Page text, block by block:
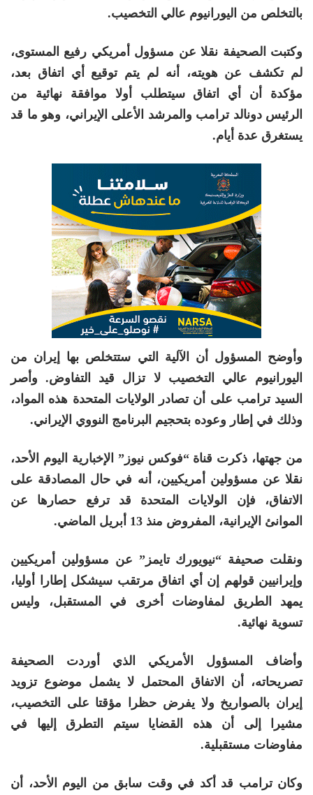
بالتخلص من اليورانيوم عالي التخصيب.
وكتبت الصحيفة نقلا عن مسؤول أمريكي رفيع المستوى،
لم تكشف عن هويته، أنه لم يتم توقيع أي اتفاق بعد،
مؤكدة أن أي اتفاق سيتطلب أولا موافقة نهائية من
الرئيس دونالد ترامب والمرشد الأعلى الإيراني، وهو ما قد
يستغرق عدة أيام.
وأوضح المسؤول أن الآلية التي ستتخلص بها إيران من
اليورانيوم عالي التخصيب لا تزال قيد التفاوض. وأصر
السيد ترامب على أن تصادر الولايات المتحدة هذه المواد،
وذلك في إطار وعوده بتحجيم البرنامج النووي الإيراني.
من جهتها، ذكرت قناة “فوكس نيوز” الإخبارية اليوم الأحد،
نقلا عن مسؤولين أمريكيين، أنه في حال المصادقة على
الاتفاق، فإن الولايات المتحدة قد ترفع حصارها عن
الموانئ الإيرانية، المفروض منذ 13 أبريل الماضي.
ونقلت صحيفة “نيويورك تايمز” عن مسؤولين أمريكيين
وإيرانيين قولهم إن أي اتفاق مرتقب سيشكل إطارا أوليا،
يمهد الطريق لمفاوضات أخرى في المستقبل، وليس
تسوية نهائية.
وأضاف المسؤول الأمريكي الذي أوردت الصحيفة
تصريحاته، أن الاتفاق المحتمل لا يشمل موضوع تزويد
إيران بالصواريخ ولا يفرض حظرا مؤقتا على التخصيب،
مشيرا إلى أن هذه القضايا سيتم التطرق إليها في
مفاوضات مستقبلية.
وكان ترامب قد أكد في وقت سابق من اليوم الأحد، أن